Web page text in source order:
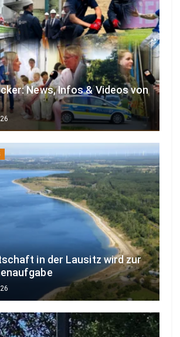
News, Infos & Videos von
in der Lausitz wird zur